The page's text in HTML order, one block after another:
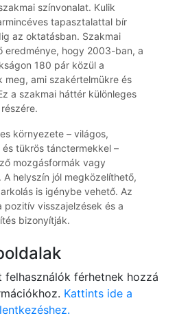
színvonalat. Kulik
tapasztalattal bír
az oktatásban. Szakmai
eredménye, hogy 2003-ban, a
180 pár közül a
ami szakértelmükre és
a szakmai háttér különleges
környezete – világos,
tükrös tánctermekkel –
mozgásformák vagy
helyszín jól megközelíthető,
is igénybe vehető. Az
visszajelzések és a
bizonyítják.
felhasználók férhetnek hozzá
Kattints ide a